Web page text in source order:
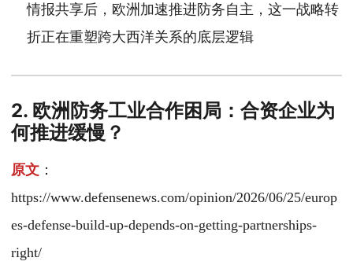
情报共享后，欧洲加速推进防务自主，这一战略转
折正在重塑跨大西洋关系的底层逻辑
2. 欧洲防务工业合作困局：合资企业为
何推进缓慢？
原文 ：
https://www.defensenews.com/opinion/2026/06/25/europ
es-defense-build-up-depends-on-getting-partnerships-
right/